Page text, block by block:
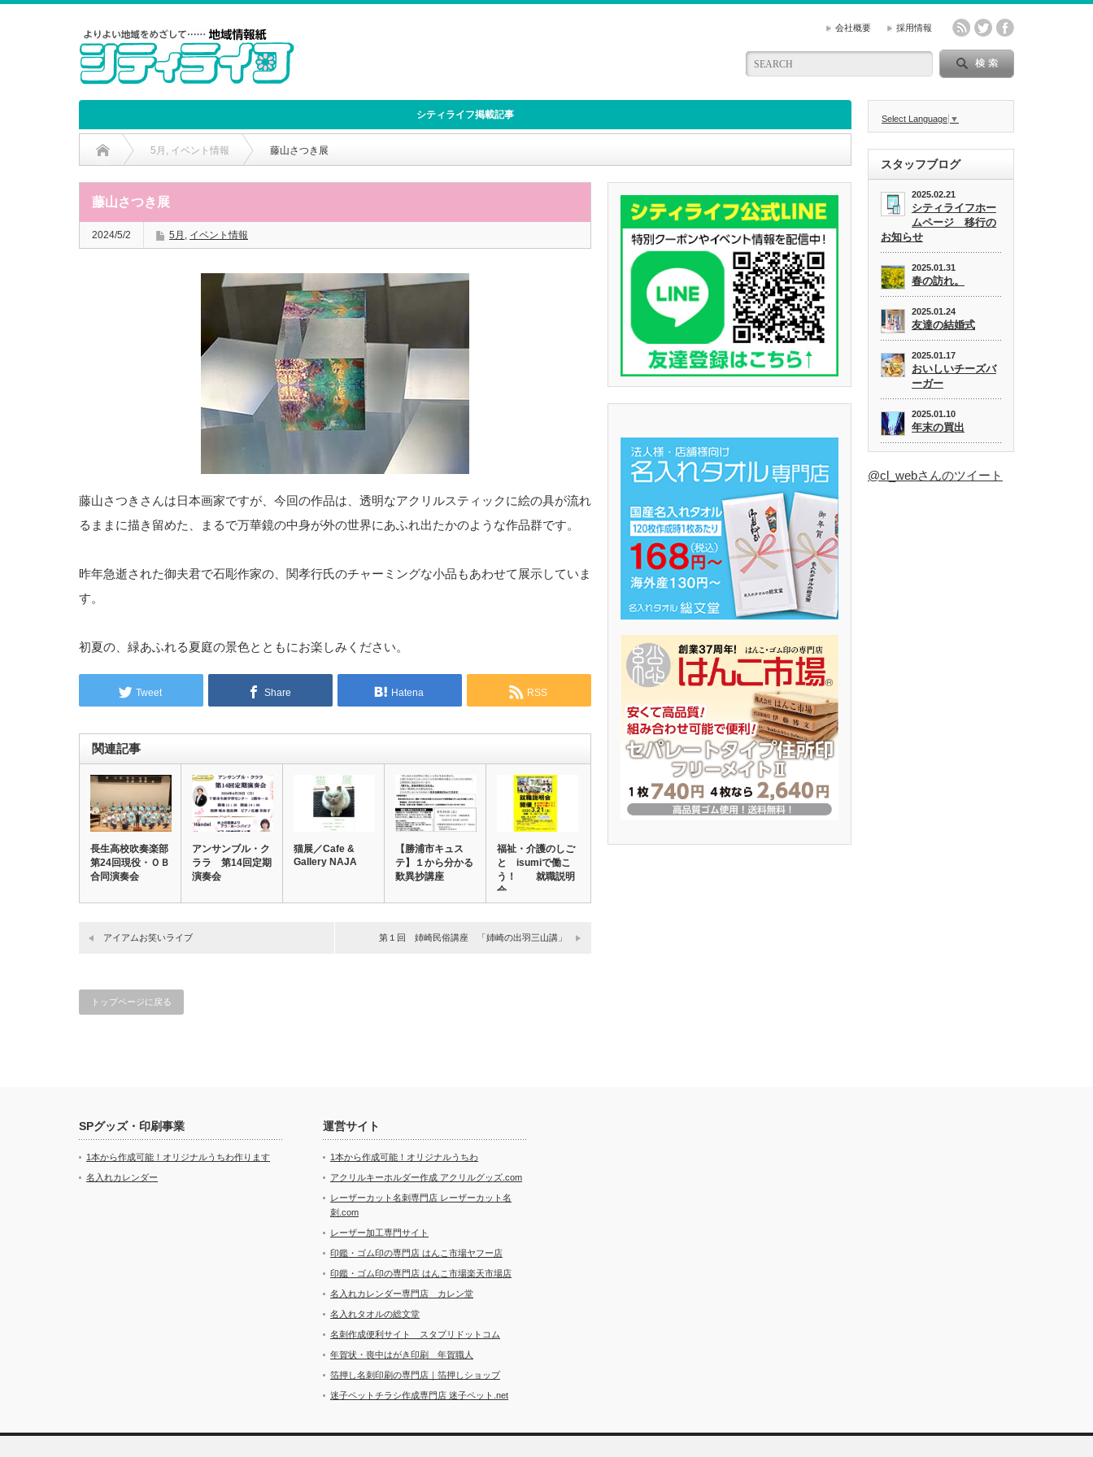
会社概要 採用情報
シティライフ掲載記事
5月 , イベント情報 藤山さつき展
藤山さつき展
2024/5/2 5月 , イベント情報
藤山さつきさんは日本画家ですが、今回の作品は、透明なアクリルスティックに絵の具が流れ
るままに描き留めた、まるで万華鏡の中身が外の世界にあふれ出たかのような作品群です。
昨年急逝された御夫君で石彫作家の、関孝行氏のチャーミングな小品もあわせて展示していま
す。
初夏の、緑あふれる夏庭の景色とともにお楽しみください。
Tweet Share Hatena RSS
関連記事
長生高校吹奏楽部
第24回現役・ＯＢ
合同演奏会
アンサンブル・ク
ララ 第14回定期
演奏会
猫展／Cafe &
Gallery NAJA
【勝浦市キュス
テ】１から分かる
歎異抄講座
福祉・介護のしご
と isumiで働こ
う！ 就職説明
会
アイアムお笑いライブ 第１回 姉崎民俗講座 「姉崎の出羽三山講」
トップページに戻る
Select Language ▼
スタッフブログ
2025.02.21
シティライフホー
ムページ 移行の
お知らせ
2025.01.31
春の訪れ。
2025.01.24
友達の結婚式
2025.01.17
おいしいチーズバ
ーガー
2025.01.10
年末の買出
@cl_webさんのツイート
SPグッズ・印刷事業
1本から作成可能！オリジナルうちわ作ります
名入れカレンダー
運営サイト
1本から作成可能！オリジナルうちわ
アクリルキーホルダー作成 アクリルグッズ.com
レーザーカット名刺専門店 レーザーカット名
刺.com
レーザー加工専門サイト
印鑑・ゴム印の専門店 はんこ市場ヤフー店
印鑑・ゴム印の専門店 はんこ市場楽天市場店
名入れカレンダー専門店 カレン堂
名入れタオルの総文堂
名刺作成便利サイト スタプリドットコム
年賀状・喪中はがき印刷 年賀職人
箔押し名刺印刷の専門店｜箔押しショップ
迷子ペットチラシ作成専門店 迷子ペット.net